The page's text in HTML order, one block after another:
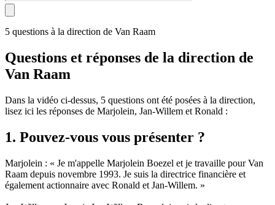
5 questions à la direction de Van Raam
Questions et réponses de la direction de
Van Raam
Dans la vidéo ci-dessus, 5 questions ont été posées à la direction,
lisez ici les réponses de Marjolein, Jan-Willem et Ronald :
1. Pouvez-vous vous présenter ?
Marjolein : « Je m'appelle Marjolein Boezel et je travaille pour Van
Raam depuis novembre 1993. Je suis la directrice financière et
également actionnaire avec Ronald et Jan-Willem. »